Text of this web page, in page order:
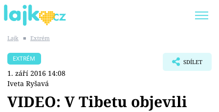
SHOPAHOLICADEL
Lajk ■ Extrém
EXTRÉM
1. září 2016 14:08
Iveta Ryšavá
SDÍLET
VIDEO: V Tibetu objevili